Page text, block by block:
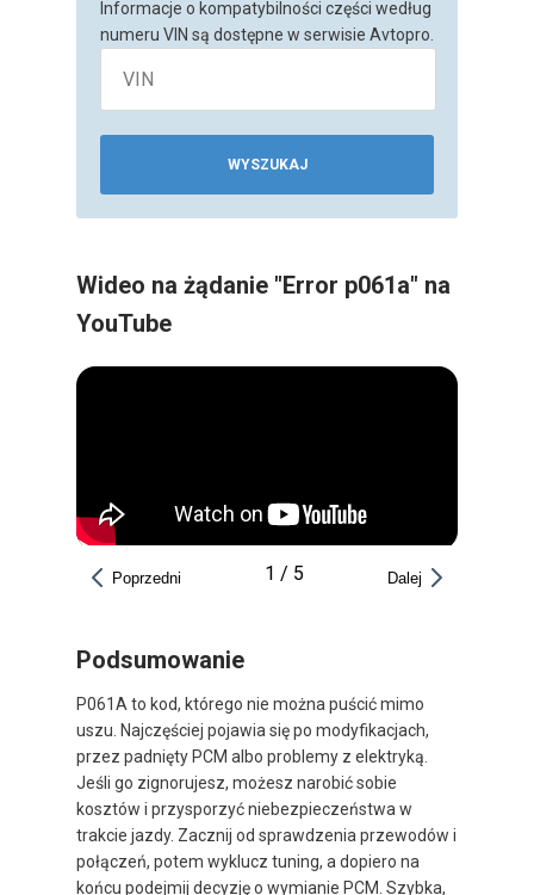
Informacje o kompatybilności części według
numeru VIN są dostępne w serwisie Avtopro.
WYSZUKAJ
Wideo na żądanie "Error p061a" na
YouTube
Poprzedni 1 / 5 Dalej
Podsumowanie
P061A to kod, którego nie można puścić mimo
uszu. Najczęściej pojawia się po modyfikacjach,
przez padnięty PCM albo problemy z elektryką.
Jeśli go zignorujesz, możesz narobić sobie
kosztów i przysporzyć niebezpieczeństwa w
trakcie jazdy. Zacznij od sprawdzenia przewodów i
połączeń, potem wyklucz tuning, a dopiero na
końcu podejmij decyzję o wymianie PCM. Szybka,